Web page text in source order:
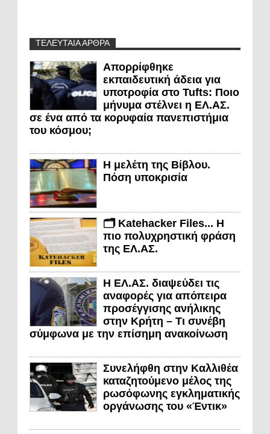
ΤΕΛΕΥΤΑΙΑ ΑΡΘΡΑ
Απορρίφθηκε
εκπαιδευτική άδεια για
υποτροφία στο Tufts: Ποιο
μήνυμα στέλνει η ΕΛ.ΑΣ.
σε ένα από τα κορυφαία πανεπιστήμια
του κόσμου;
Η μελέτη της Βίβλου.
Πόση υποκρισία
🗂️ Katehacker Files... Η
πιο πολυχρηστική φράση
της ΕΛ.ΑΣ.
Η ΕΛ.ΑΣ. διαψεύδει τις
αναφορές για απόπειρα
προσέγγισης ανήλικης
στην Κρήτη – Τι συνέβη
σύμφωνα με την επίσημη ανακοίνωση
Συνελήφθη στην Καλλιθέα
καταζητούμενο μέλος της
ρωσόφωνης εγκληματικής
οργάνωσης του «Έντικ»